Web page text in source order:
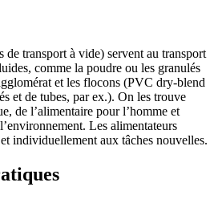
de transport à vide) servent au transport
comme la poudre ou les granulés
et les flocons (PVC dry-blend
et de tubes, par ex.). On les trouve
de l’alimentaire pour l’homme et
Les alimentateurs
individuellement aux tâches nouvelles.